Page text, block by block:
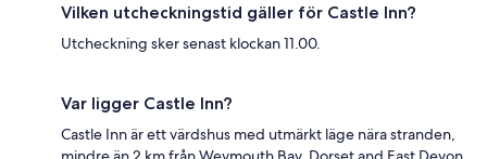
Vilken utcheckningstid gäller för Castle Inn?
Utcheckning sker senast klockan 11.00.
Var ligger Castle Inn?
Castle Inn är ett värdshus med utmärkt läge nära stranden,